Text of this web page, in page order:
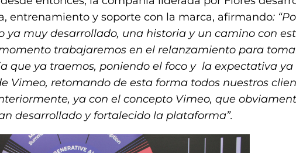
entrenamiento y soporte con la marca, afirmando:
ya muy desarrollado, una historia y un camino con
trabajaremos en el relanzamiento para
que ya traemos, poniendo el foco y la expectativa
Vimeo, retomando de esta forma todos nuestros
ya con el concepto Vimeo, que
desarrollado y fortalecido la plataforma”.